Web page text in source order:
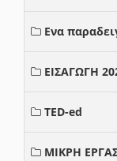
Ενα
ΕΙΣΑΓΩΓΗ
TED-ed
ΜΙΚΡΗ